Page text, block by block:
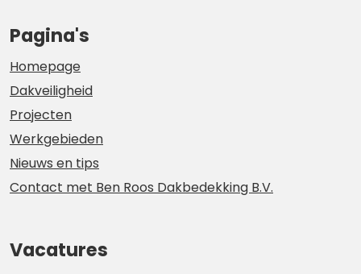
Pagina's
Homepage
Dakveiligheid
Projecten
Werkgebieden
Nieuws en tips
Contact met Ben Roos Dakbedekking B.V.
Vacatures